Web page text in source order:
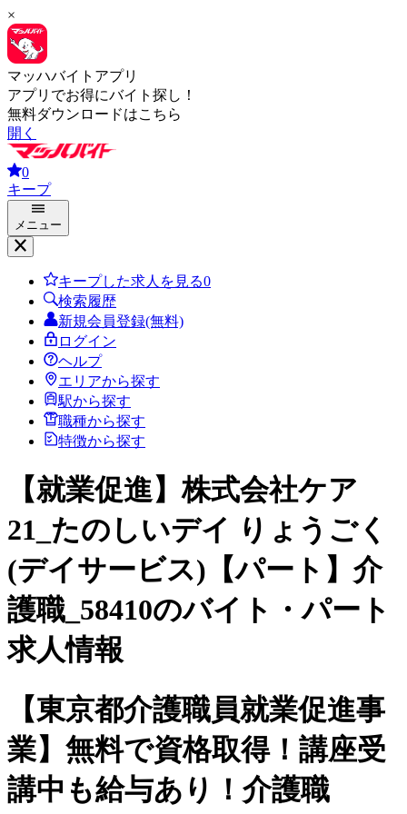
×
マッハバイトアプリ
アプリでお得にバイト探し！
無料ダウンロードはこちら
開く
0
キープ
メニュー
キープした求人を見る0
検索履歴
新規会員登録(無料)
ログイン
ヘルプ
エリアから探す
駅から探す
職種から探す
特徴から探す
【就業促進】株式会社ケア
21_たのしいデイ りょうごく
(デイサービス)【パート】介
護職_58410のバイト・パート
求人情報
【東京都介護職員就業促進事
業】無料で資格取得！講座受
講中も給与あり！介護職